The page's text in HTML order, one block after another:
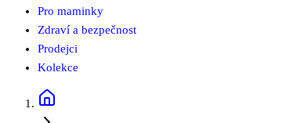
Pro maminky
Zdraví a bezpečnost
Prodejci
Kolekce